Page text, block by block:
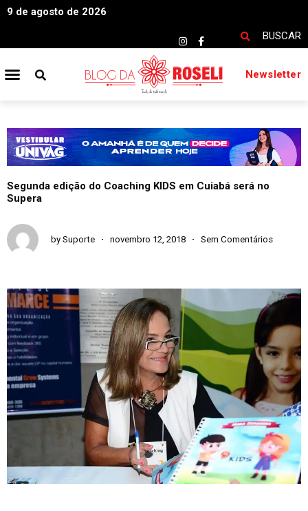
9 de agosto de 2026
BUSCAR
Newsletter
Segunda edição do Coaching KIDS em Cuiabá será no
Supera
by Suporte novembro 12, 2018 Sem Comentários